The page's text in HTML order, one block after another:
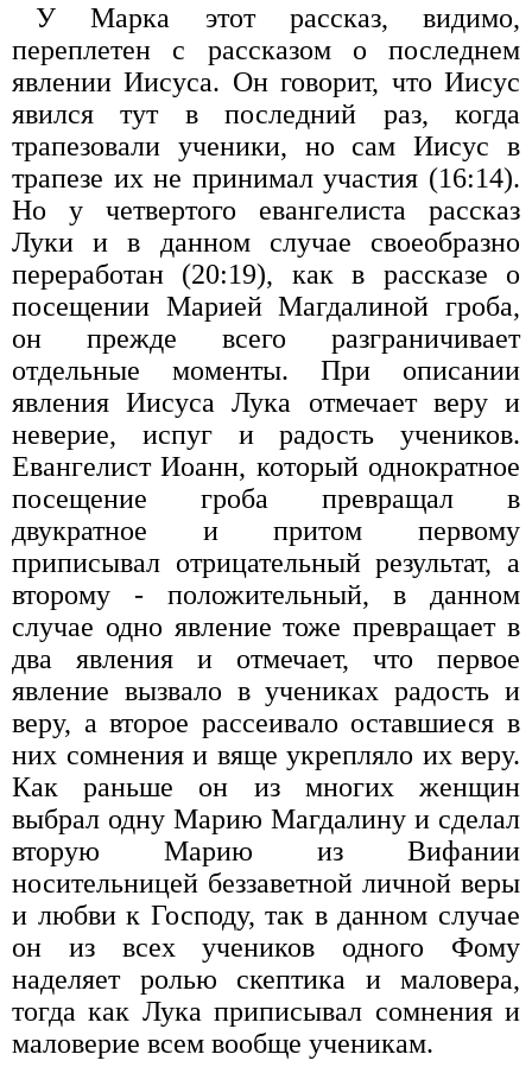
У Марка этот рассказ, видимо,
переплетен с рассказом о последнем
явлении Иисуса. Он говорит, что Иисус
явился тут в последний раз, когда
трапезовали ученики, но сам Иисус в
трапезе их не принимал участия (16:14).
Но у четвертого евангелиста рассказ
Луки и в данном случае своеобразно
переработан (20:19), как в рассказе о
посещении Марией Магдалиной гроба,
он прежде всего разграничивает
отдельные моменты. При описании
явления Иисуса Лука отмечает веру и
неверие, испуг и радость учеников.
Евангелист Иоанн, который однократное
посещение гроба превращал в
двукратное и притом первому
приписывал отрицательный результат, а
второму - положительный, в данном
случае одно явление тоже превращает в
два явления и отмечает, что первое
явление вызвало в учениках радость и
веру, а второе рассеивало оставшиеся в
них сомнения и вяще укрепляло их веру.
Как раньше он из многих женщин
выбрал одну Марию Магдалину и сделал
вторую Марию из Вифании
носительницей беззаветной личной веры
и любви к Господу, так в данном случае
он из всех учеников одного Фому
наделяет ролью скептика и маловера,
тогда как Лука приписывал сомнения и
маловерие всем вообще ученикам.